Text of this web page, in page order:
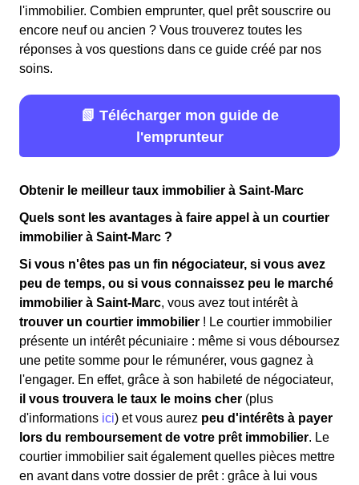
l'immobilier. Combien emprunter, quel prêt souscrire ou
encore neuf ou ancien ? Vous trouverez toutes les
réponses à vos questions dans ce guide créé par nos
soins.
📗 Télécharger mon guide de
l'emprunteur
Obtenir le meilleur taux immobilier à Saint-Marc
Quels sont les avantages à faire appel à un courtier
immobilier à Saint-Marc ?
Si vous n'êtes pas un fin négociateur, si vous avez
peu de temps, ou si vous connaissez peu le marché
immobilier à Saint-Marc, vous avez tout intérêt à
trouver un courtier immobilier ! Le courtier immobilier
présente un intérêt pécuniaire : même si vous déboursez
une petite somme pour le rémunérer, vous gagnez à
l'engager. En effet, grâce à son habileté de négociateur,
il vous trouvera le taux le moins cher (plus
d'informations ici) et vous aurez peu d'intérêts à payer
lors du remboursement de votre prêt immobilier. Le
courtier immobilier sait également quelles pièces mettre
en avant dans votre dossier de prêt : grâce à lui vous